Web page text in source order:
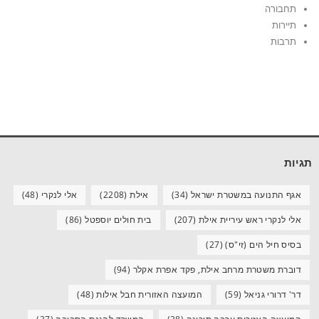
תחבורה
תיירות
תרבות
תגיות
אגף התנועה במשטרת ישראל (34) אילת(2208) אלי לנקרי (48)
אלי לנקרי ראש עיריית אילת (207) בית חולים יוספטל(86)
בסיס חיל הים (זי"ס)(27)
דוברת משטרת מרחב אילת, פקד אפרת אקלר (94)
דר' דרורי גניאל (59) המועצה האזורית חבל אילות(48)